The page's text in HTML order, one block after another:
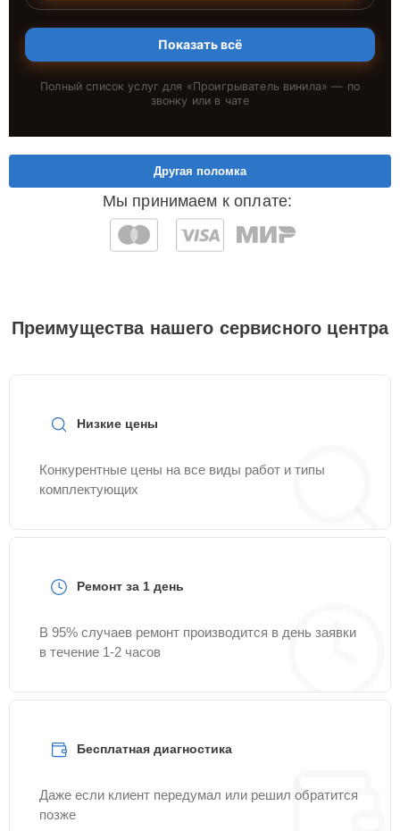
Показать всё
Полный список услуг для «Проигрыватель винила» — по
звонку или в чате
Мы принимаем к оплате:
Другая поломка
Преимущества нашего сервисного центра
Низкие цены
Конкурентные цены на все виды работ и типы
комплектующих
Ремонт за 1 день
В 95% случаев ремонт производится в день заявки
в течение 1-2 часов
Бесплатная диагностика
Даже если клиент передумал или решил обратится
позже